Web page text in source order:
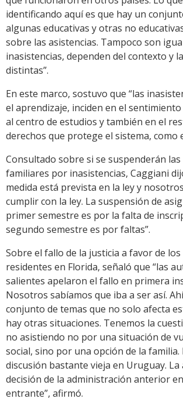
identificando aquí es que hay un
algunas educativas y otras no
sobre las asistencias. Tampoco son
inasistencias, dependen del contexto y
distintas”.
En este marco, sostuvo que “las
el aprendizaje, inciden en el
al centro de estudios y también en el
derechos que protege el sistema, como
Consultado sobre si se suspenderán
familiares por inasistencias, Caggiani
medida está prevista en la ley y
cumplir con la ley. La suspensión de
primer semestre es por la falta de
segundo semestre es por faltas”.
Sobre el fallo de la justicia a favor de
residentes en Florida, señaló que “las
salientes apelaron el fallo en primera
Nosotros sabíamos que iba a ser así.
conjunto de temas que no solo afecta
hay otras situaciones. Tenemos la
no asistiendo no por una situación de
social, sino por una opción de la familia.
discusión bastante vieja en Uruguay. La
decisión de la administración anterior
entrante”, afirmó.